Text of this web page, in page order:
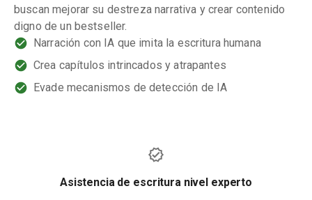
buscan mejorar su destreza narrativa y crear contenido
digno de un bestseller.
Narración con IA que imita la escritura humana
Crea capítulos intrincados y atrapantes
Evade mecanismos de detección de IA
Asistencia de escritura nivel experto